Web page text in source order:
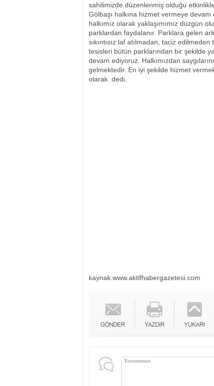
sahilimizde düzenlenmiş olduğu
Gölbaşı halkına hizmet vermeye devam
halkımız olarak yaklaşımımız düzgün
parklardan faydalanır. Parklara gelen
sıkıntısız laf atılmadan, taciz
tesisleri bütün parklarından bir şekilde
devam ediyoruz. Halkımızdan
gelmektedir. En iyi şekilde hizmet
olarak  dedi.
kaynak:www.aktifhabergazetesi.com